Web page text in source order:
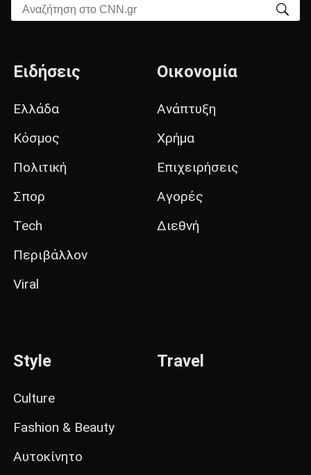
Αναζήτηση στο CNN.gr
Ειδήσεις
Ελλάδα
Κόσμος
Πολιτική
Σπορ
Tech
Περιβάλλον
Viral
Οικονομία
Ανάπτυξη
Χρήμα
Επιχειρήσεις
Αγορές
Διεθνή
Style
Culture
Fashion & Beauty
Αυτοκίνητο
Travel